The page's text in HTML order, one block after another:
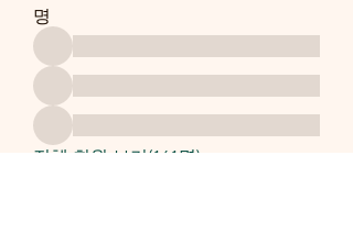
명
전체 회원 보기(161명)